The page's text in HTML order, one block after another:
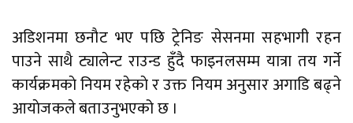
अडिशनमा छनाैट भए पछि ट्रेनिङ सेसनमा सहभागी रहन
पाउने साथै ट्यालेन्ट राउन्ड हुँदै फाइनलसम्म यात्रा तय गर्ने
कार्यक्रमकाे नियम रहेकाे र उक्त नियम अनुसार अगाडि बढ्ने
आयाेजकले बताउनुभएको छ ।